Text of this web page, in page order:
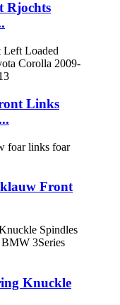
Rjochts
Links
Front
Knuckle